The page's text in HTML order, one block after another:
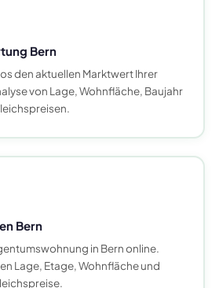
Bern
den aktuellen Marktwert Ihrer
von Lage, Wohnfläche, Baujahr
Bern
in Bern online.
Lage, Etage, Wohnfläche und